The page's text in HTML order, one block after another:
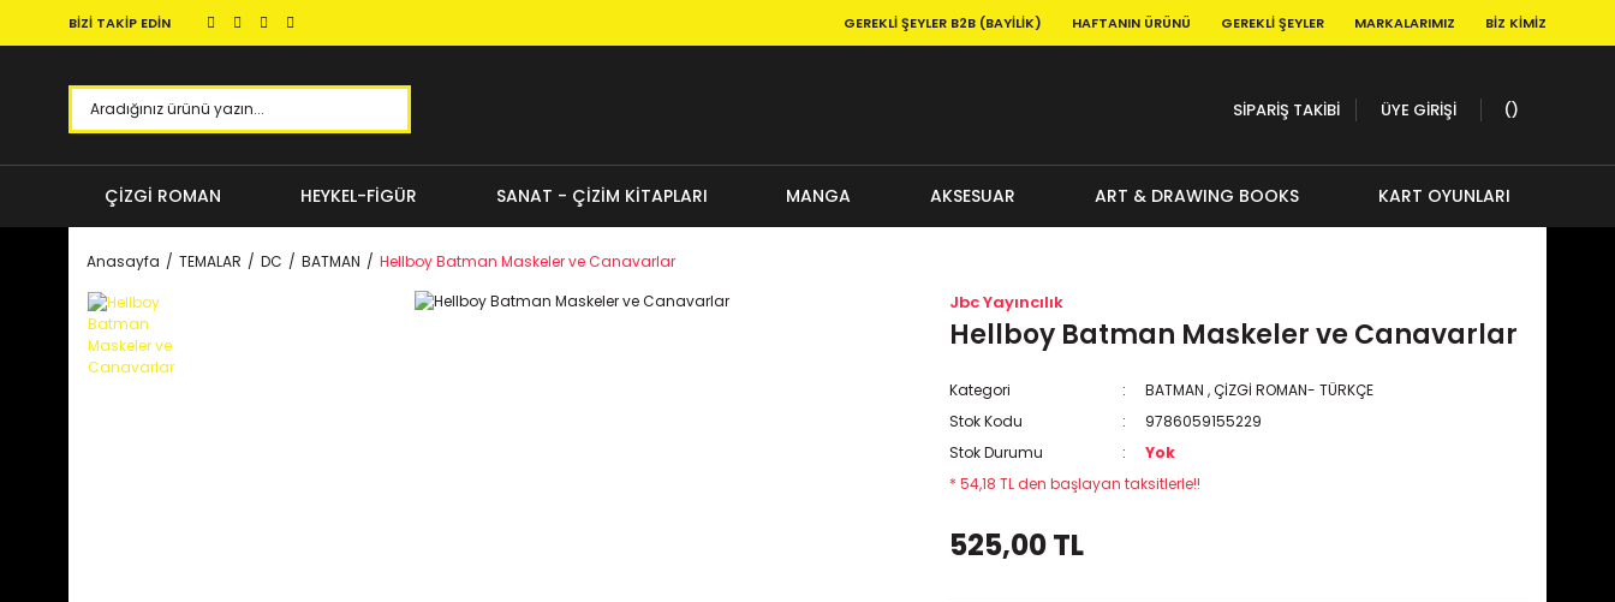
BİZİ TAKİP EDİN GEREKLI ŞEYLER B2B (BAYILIK) HAFTANIN ÜRÜNÜ GEREKLI ŞEYLER MARKALARIMIZ BIZ KIMIZ
SİPARİŞ TAKİBİ ÜYE GİRİŞİ
ÇİZGİ ROMAN HEYKEL-FİGÜR SANAT - ÇİZİM KİTAPLARI MANGA AKSESUAR ART & DRAWING BOOKS KART OYUNLARI
Anasayfa TEMALAR DC BATMAN Hellboy Batman Maskeler ve Canavarlar
Jbc Yayıncılık
Hellboy Batman Maskeler ve Canavarlar
Kategori BATMAN ,ÇİZGİ ROMAN- TÜRKÇE
Stok Kodu
9786059155229
Stok Durumu
Yok
* 54,18 TL den başlayan taksitlerle!!
525,00 TL